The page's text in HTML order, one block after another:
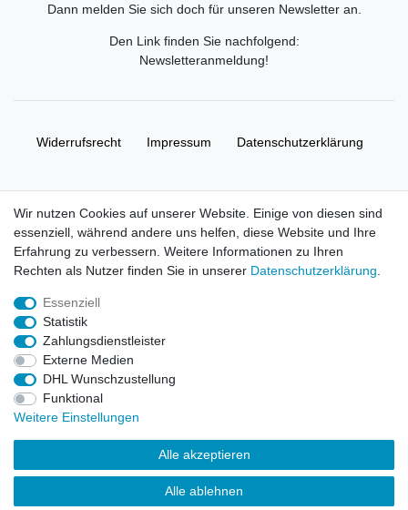
Dann melden Sie sich doch für unseren Newsletter an.
Den Link finden Sie nachfolgend:
Newsletteranmeldung!
Widerrufs­recht Impressum Daten­schutz­erklärung
© Copyright 2026 | Alle Rechte vorbehalten. HL-
Handelsgesellschaft mbH.
Alle Markennamen, Warenzeichen sowie sämtliche Produktbilder
und Beschreibungen sind Eigentum Ihrer rechtmäßigen
Eigentümer und dienen hier nur der Beschreibung.
Preise nur für registrierte Händler, ansonsten zeigt der Shop 0,00
€
LEGO, das LEGO Logo, die Minifigur, DUPLO, LEGENDS OF
CHIMA, NINJAGO, BIONICLE, MINDSTORMS und MIXELS sind
urheberrechtlich geschützte Markenzeichen der LEGO Gruppe.
Wir nutzen Cookies auf unserer Website. Einige von diesen sind
essenziell, während andere uns helfen, diese Website und Ihre
Erfahrung zu verbessern. Weitere Informationen zu Ihren
Rechten als Nutzer finden Sie in unserer Daten­schutz­erklärung
Essenziell
Statistik
Zahlungsdienstleister
Externe Medien
DHL Wunschzustellung
Funktional
Weitere Einstellungen
Alle akzeptieren
Alle ablehnen